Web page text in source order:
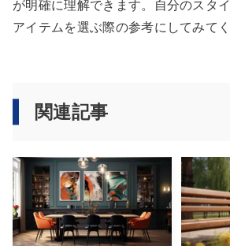
が明確に理解できます。自分のスタ
アイテムを選ぶ際の参考にしてみてく
関連記事